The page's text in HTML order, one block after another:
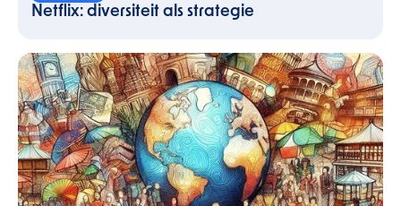
Netflix: diversiteit als strategie